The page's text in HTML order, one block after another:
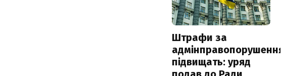
Штрафи за
адмінправопорушення
підвищать: уряд